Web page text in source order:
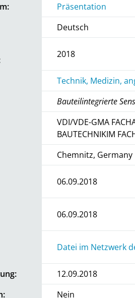
Präsentation
Deutsch
2018
Technik, Medizin,
Bauteilintegrierte
VDI/VDE-GMA
BAUTECHNIKIM
Chemnitz, Germany
06.09.2018
06.09.2018
Datei im Netzwerk
12.09.2018
Nein